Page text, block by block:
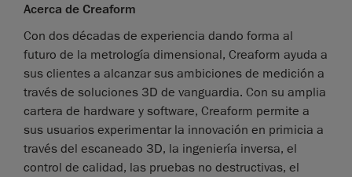
Acerca de Creaform
Con dos décadas de experiencia dando forma al
futuro de la metrología dimensional, Creaform ayuda a
sus clientes a alcanzar sus ambiciones de medición a
través de soluciones 3D de vanguardia. Con su amplia
cartera de hardware y software, Creaform permite a
sus usuarios experimentar la innovación en primicia a
través del escaneado 3D, la ingeniería inversa, el
control de calidad, las pruebas no destructivas, el